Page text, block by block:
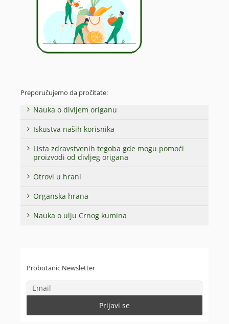
Preporučujemo da pročitate:
Nauka o divljem origanu
Iskustva naših korisnika
Lista zdravstvenih tegoba gde mogu pomoći
proizvodi od divljeg origana
Otrovi u hrani
Organska hrana
Nauka o ulju Crnog kumina
Probotanic Newsletter